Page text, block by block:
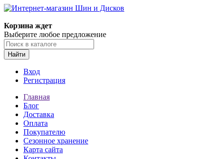
Корзина ждет
Выберите любое предложение
Найти
Вход
Регистрация
Главная
Блог
Доставка
Оплата
Покупателю
Сезонное хранение
Карта сайта